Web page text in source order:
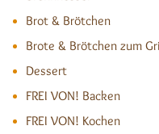
Brot & Brötchen
Brote & Brötchen zum
Dessert
FREI VON! Backen
FREI VON! Kochen